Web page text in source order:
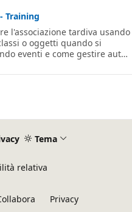
Training
l'associazione tardiva usando
o oggetti quando si
eventi e come gestire autori
Tema
relativa
Privacy